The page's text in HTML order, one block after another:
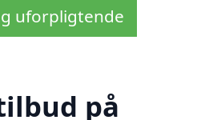
uforpligtende
på